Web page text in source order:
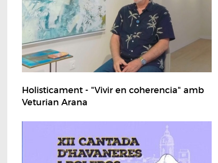
Holisticament - "Vivir en coherencia" amb
Veturian Arana